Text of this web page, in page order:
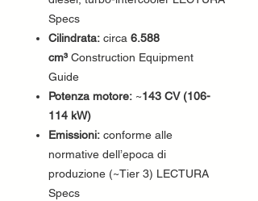
Specs
Cilindrata: circa 6.588
cm³ Construction Equipment
Guide
Potenza motore: ~143 CV (106-
114 kW)
Emissioni: conforme alle
normative dell’epoca di
produzione (~Tier 3) LECTURA
Specs